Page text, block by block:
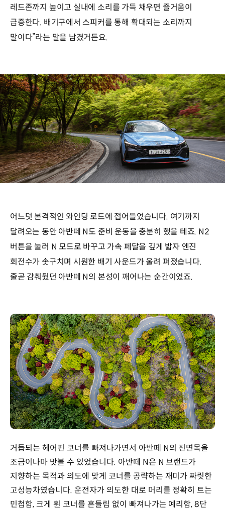
레드존까지 높이고 실내에 소리를 가득 채우면 즐거움이
급증한다. 배기구에서 스피커를 통해 확대되는 소리까지
말이다”라는 말을 남겼거든요.
어느덧 본격적인 와인딩 로드에 접어들었습니다. 여기까지
달려오는 동안 아반떼 N도 준비 운동을 충분히 했을 테죠. N2
버튼을 눌러 N 모드로 바꾸고 가속 페달을 깊게 밟자 엔진
회전수가 솟구치며 시원한 배기 사운드가 울려 퍼졌습니다.
줄곧 감춰뒀던 아반떼 N의 본성이 깨어나는 순간이었죠.
거듭되는 헤어핀 코너를 빠져나가면서 아반떼 N의 진면목을
조금이나마 맛볼 수 있었습니다. 아반떼 N은 N 브랜드가
지향하는 목적과 의도에 맞게 코너를 공략하는 재미가 짜릿한
고성능차였습니다. 운전자가 의도한 대로 머리를 정확히 트는
민첩함, 크게 휜 코너를 흔들림 없이 빠져나가는 예리함, 8단